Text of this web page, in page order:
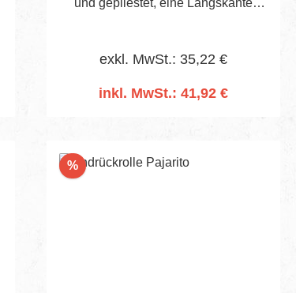
exkl. MwSt.: 35,22 €
inkl. MwSt.: 41,92 €
%Rabatt